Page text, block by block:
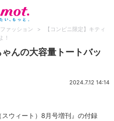
ファッション >
【コンビニ限定】キティ
！
ゃんの大容量トートバッ
2024.7.12 14:14
ウィート）8月号増刊』の付録